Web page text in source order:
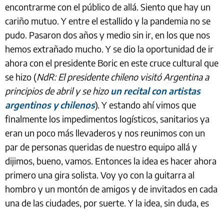
encontrarme con el público de allá. Siento que hay un
cariño mutuo. Y entre el estallido y la pandemia no se
pudo. Pasaron dos años y medio sin ir, en los que nos
hemos extrañado mucho. Y se dio la oportunidad de ir
ahora con el presidente Boric en este cruce cultural que
se hizo (NdR: El presidente chileno visitó Argentina a
principios de abril y se hizoun recital con artistas
argentinos y chilenos). Y estando ahí vimos que
finalmente los impedimentos logísticos, sanitarios ya
eran un poco más llevaderos y nos reunimos con un
par de personas queridas de nuestro equipo allá y
dijimos, bueno, vamos. Entonces la idea es hacer ahora
primero una gira solista. Voy yo con la guitarra al
hombro y un montón de amigos y de invitados en cada
una de las ciudades, por suerte. Y la idea, sin duda, es